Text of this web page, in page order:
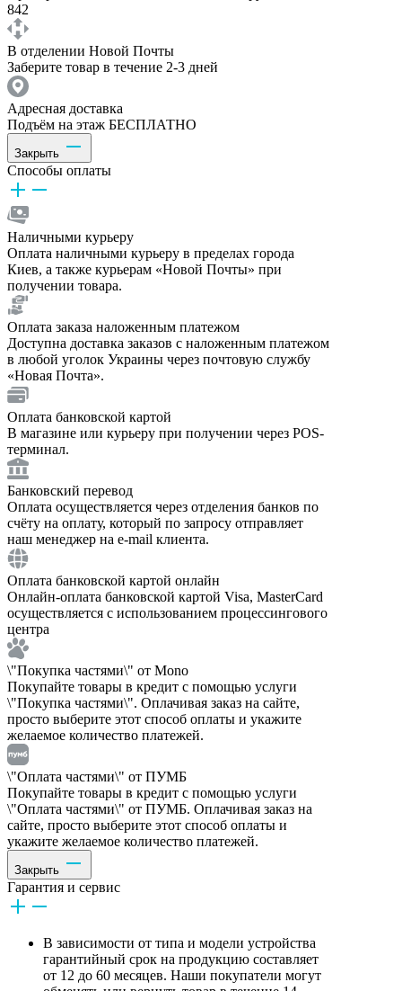
842
В отделении Новой Почты
Заберите товар в течение 2-3 дней
Адресная доставка
Подъём на этаж БЕСПЛАТНО
Закрыть
Способы оплаты
Наличными курьеру
Оплата наличными курьеру в пределах города
Киев, а также курьерам «Новой Почты» при
получении товара.
Оплата заказа наложенным платежом
Доступна доставка заказов с наложенным платежом
в любой уголок Украины через почтовую службу
«Новая Почта».
Оплата банковской картой
В магазине или курьеру при получении через POS-
терминал.
Банковский перевод
Оплата осуществляется через отделения банков по
счёту на оплату, который по запросу отправляет
наш менеджер на e-mail клиента.
Оплата банковской картой онлайн
Онлайн-оплата банковской картой Visa, MasterCard
осуществляется с использованием процессингового
центра
\"Покупка частями\" от Mono
Покупайте товары в кредит с помощью услуги
\"Покупка частями\". Оплачивая заказ на сайте,
просто выберите этот способ оплаты и укажите
желаемое количество платежей.
\"Оплата частями\" от ПУМБ
Покупайте товары в кредит с помощью услуги
\"Оплата частями\" от ПУМБ. Оплачивая заказ на
сайте, просто выберите этот способ оплаты и
укажите желаемое количество платежей.
Закрыть
Гарантия и сервис
В зависимости от типа и модели устройства
гарантийный срок на продукцию составляет
от 12 до 60 месяцев. Наши покупатели могут